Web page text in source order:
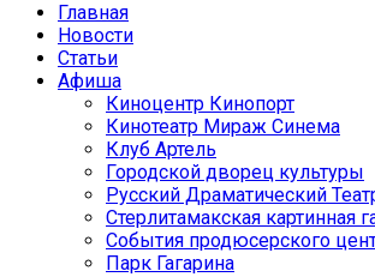
Главная
Новости
Статьи
Афиша
Киноцентр Кинопорт
Кинотеатр Мираж Синема
Клуб Артель
Городской дворец культуры
Русский Драматический
Стерлитамакская картинная
События продюсерского
Парк Гагарина